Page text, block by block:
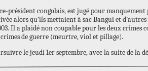
président congolais, est jugé pour
alors qu’ils mettaient à sac Bangui et
Il a plaidé non coupable pour les deux crimes
de guerre (meurtre, viol et pillage).
le jeudi 1er septembre, avec la suite de la